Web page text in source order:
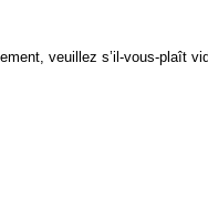
veuillez s’il-vous-plaît